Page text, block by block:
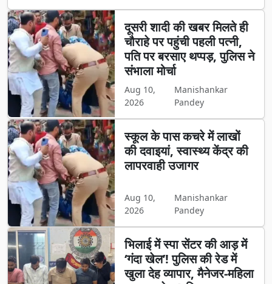
दूसरी शादी की खबर मिलते ही
चौराहे पर पहुंची पहली पत्नी,
पति पर बरसाए थप्पड़, पुलिस ने
संभाला मोर्चा
Aug 10,
2026
Manishankar
Pandey
स्कूल के पास कचरे में लाखों
की दवाइयां, स्वास्थ्य केंद्र की
लापरवाही उजागर
Aug 10,
2026
Manishankar
Pandey
भिलाई में स्पा सेंटर की आड़ में
‘गंदा खेल’! पुलिस की रेड में
खुला देह व्यापार, मैनेजर-महिला